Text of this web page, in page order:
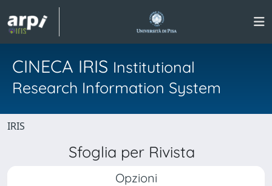
CINECA IRIS Institutional
Research Information System
IRIS
Sfoglia per Rivista
Opzioni